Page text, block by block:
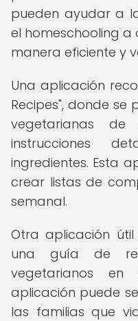
pueden ayudar a
el homeschooling a
manera eficiente y
Una aplicación
Recipes", donde
vegetarianas
instrucciones
ingredientes. Esta
crear listas de
semanal.
Otra aplicación
una guía de
vegetarianos
aplicación puede
las familias que